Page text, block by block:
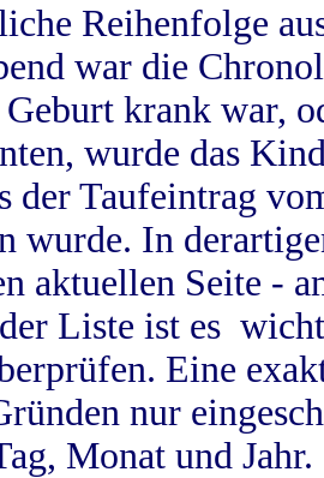
Reihenfolge
war die
Geburt krank war,
wurde das
der Taufeintrag
wurde. In
aktuellen Seite -
Liste ist es
Eine
nur
Monat und Jahr.